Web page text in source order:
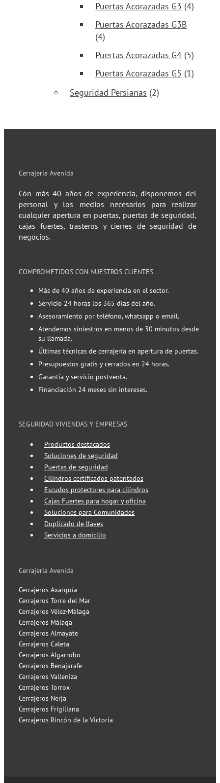
Puertas Acorazadas G3 (4)
Puertas Acorazadas G3B
(4)
Puertas Acorazadas G4 (5)
Puertas Acorazadas G5 (1)
Seguridad Persianas (2)
Cerrajería Avenida
Cón más 40 años de experiencia, disponemos del
personal y los medios necesarios para realizar
cualquier apertura en puertas, puertas de seguridad,
cajas fuertes, trasteros y cierres de seguridad de
negocios.
COMPROMETIDOS CON NUESTROS CLIENTES
Más de 40 años de experiencia en el sector.
Servicio 24 horas los 365 días del año.
Asesoramiento por teléfono, whatsapp o email.
Atendemos siniestros en menos de 30 minutos desde
su llamada.
Últimas técnicas de cerrajería en apertura de puertas.
Presupuestos gratis y cerrados en 24 horas.
Garantía y servicio postventa.
Financiación 24 meses sin intereses.
SEGURIDAD VIVIENDAS Y EMPRESAS
Productos destacados
Soluciones de seguridad
Puertas de seguridad
Cilindros certificados patentados
Escudos protectores para cilindros
Cajas Fuertes para hogar y oficina
Soluciones para Comunidades
Duplicado de llaves
Servicios a domicilio
Cerrajeria Avenida
Cerrajeros Axarquía
Cerrajeros Torre del Mar
Cerrajeros Vélez-Málaga
Cerrajeros Málaga
Cerrajeros Almayate
Cerrajeros Caleta
Cerrajeros Algarrobo
Cerrajeros Benajarafe
Cerrajeros Valleniza
Cerrajeros Torrox
Cerrajeros Nerja
Cerrajeros Frigiliana
Cerrajeros Rincón de la Victoria